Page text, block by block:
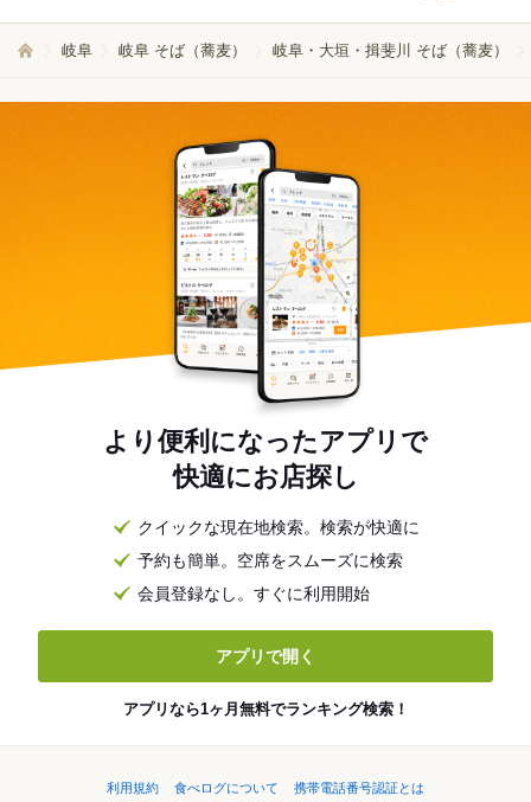
岐阜 岐阜 そば（蕎麦） 岐阜・大垣・揖斐川 そば（蕎麦）
より便利になったアプリで
快適にお店探し
クイックな現在地検索。検索が快適に
予約も簡単。空席をスムーズに検索
会員登録なし。すぐに利用開始
アプリで開く
アプリなら1ヶ月無料でランキング検索！
利用規約 食べログについて
携帯電話番号認証とは